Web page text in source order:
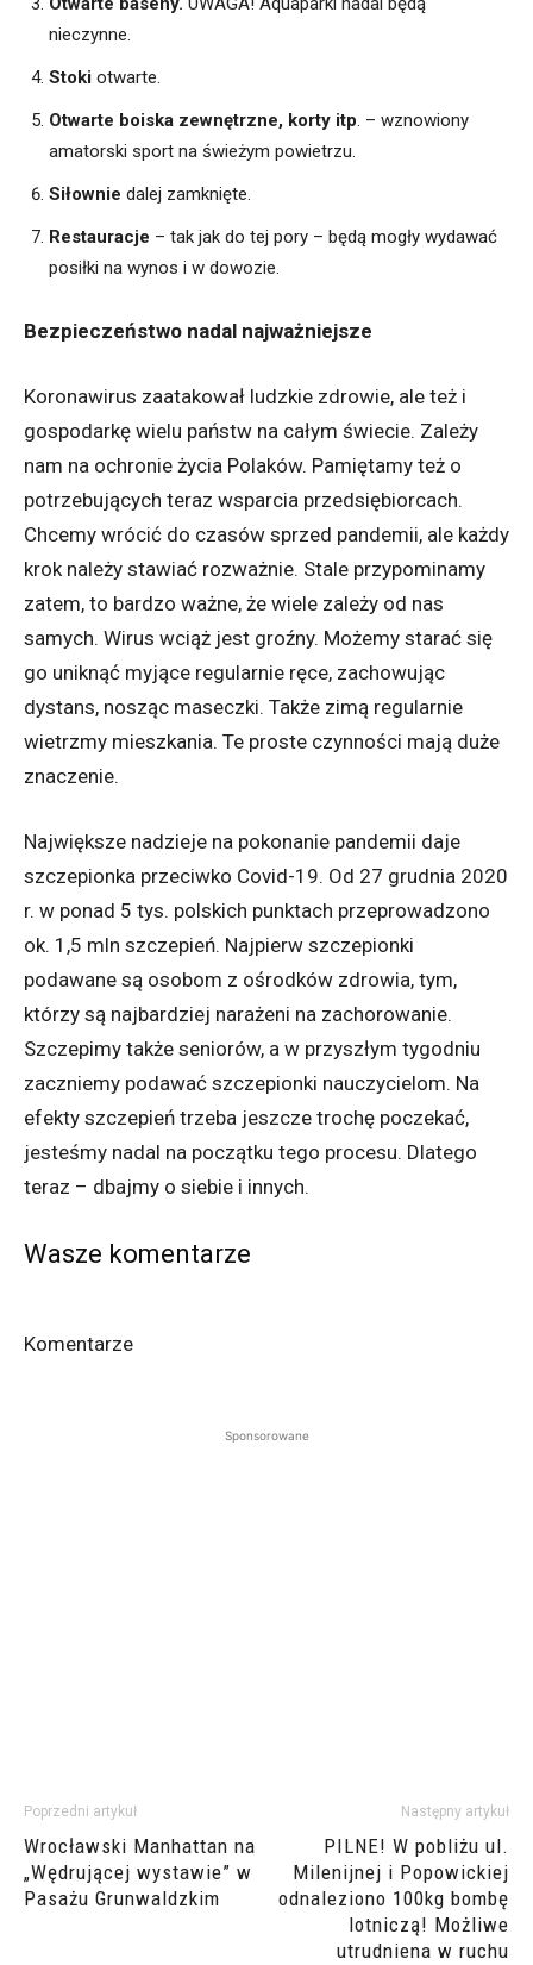
nieczynne.
Stoki otwarte.
Otwarte boiska zewnętrzne, korty itp. – wznowiony
amatorski sport na świeżym powietrzu.
Siłownie dalej zamknięte.
Restauracje – tak jak do tej pory – będą mogły wydawać
posiłki na wynos i w dowozie.
Bezpieczeństwo nadal najważniejsze
Koronawirus zaatakował ludzkie zdrowie, ale też i
gospodarkę wielu państw na całym świecie. Zależy
nam na ochronie życia Polaków. Pamiętamy też o
potrzebujących teraz wsparcia przedsiębiorcach.
Chcemy wrócić do czasów sprzed pandemii, ale każdy
krok należy stawiać rozważnie. Stale przypominamy
zatem, to bardzo ważne, że wiele zależy od nas
samych. Wirus wciąż jest groźny. Możemy starać się
go uniknąć myjące regularnie ręce, zachowując
dystans, nosząc maseczki. Także zimą regularnie
wietrzmy mieszkania. Te proste czynności mają duże
znaczenie.
Największe nadzieje na pokonanie pandemii daje
szczepionka przeciwko Covid-19. Od 27 grudnia 2020
r. w ponad 5 tys. polskich punktach przeprowadzono
ok. 1,5 mln szczepień. Najpierw szczepionki
podawane są osobom z ośrodków zdrowia, tym,
którzy są najbardziej narażeni na zachorowanie.
Szczepimy także seniorów, a w przyszłym tygodniu
zaczniemy podawać szczepionki nauczycielom. Na
efekty szczepień trzeba jeszcze trochę poczekać,
jesteśmy nadal na początku tego procesu. Dlatego
teraz – dbajmy o siebie i innych.
Wasze komentarze
Komentarze
Sponsorowane
Poprzedni artykuł
Wrocławski Manhattan na
„Wędrującej wystawie” w
Pasażu Grunwaldzkim
Następny artykuł
PILNE! W pobliżu ul.
Milenijnej i Popowickiej
odnaleziono 100kg bombę
lotniczą! Możliwe
utrudniena w ruchu